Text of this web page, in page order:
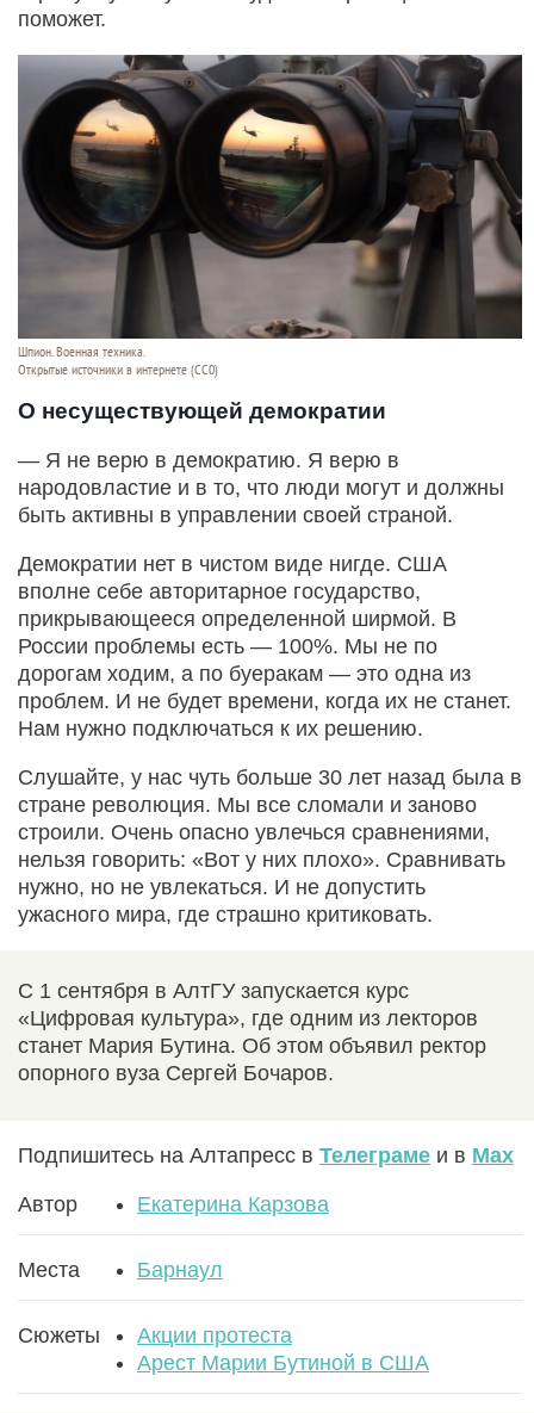
поможет.
Шпион. Военная техника.
Открытые источники в интернете (СС0)
О несуществующей демократии
— Я не верю в демократию. Я верю в
народовластие и в то, что люди могут и должны
быть активны в управлении своей страной.
Демократии нет в чистом виде нигде. США
вполне себе авторитарное государство,
прикрывающееся определенной ширмой. В
России проблемы есть — 100%. Мы не по
дорогам ходим, а по буеракам — это одна из
проблем. И не будет времени, когда их не станет.
Нам нужно подключаться к их решению.
Слушайте, у нас чуть больше 30 лет назад была в
стране революция. Мы все сломали и заново
строили. Очень опасно увлечься сравнениями,
нельзя говорить: «Вот у них плохо». Сравнивать
нужно, но не увлекаться. И не допустить
ужасного мира, где страшно критиковать.
С 1 сентября в АлтГУ запускается курс
«Цифровая культура», где одним из лекторов
станет Мария Бутина. Об этом объявил ректор
опорного вуза Сергей Бочаров.
Подпишитесь на Алтапресс в Телеграме и в Max
Автор Екатерина Карзова
Места Барнаул
Сюжеты
Акции протеста
Арест Марии Бутиной в США